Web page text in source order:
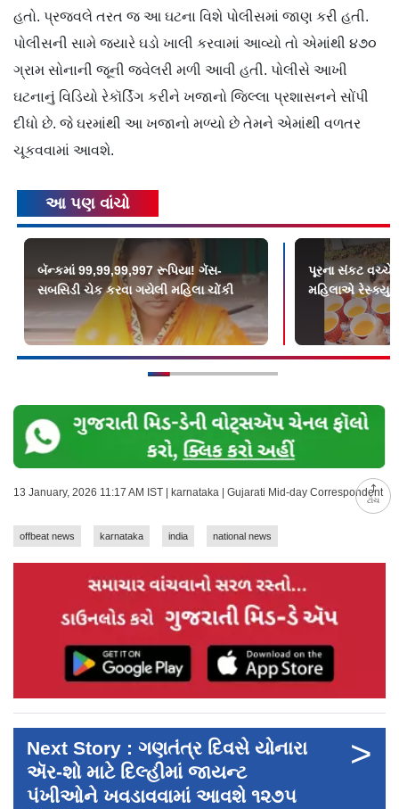
ટોચ
હતો. પ્રજ્વલે તરત જ આ ઘટના વિશે પોલીસમાં જાણ કરી હતી.
પોલીસની સામે જ્યારે ઘડો ખાલી કરવામાં આવ્યો તો એમાંથી ૪૭૦
ગ્રામ સોનાની જૂની જ્વેલરી મળી આવી હતી. પોલીસે આખી
ઘટનાનું વિડિયો રેકૉર્ડિંગ કરીને ખજાનો જિલ્લા પ્રશાસનને સોંપી
દીધો છે. જે ઘરમાંથી આ ખજાનો મળ્યો છે તેમને એમાંથી વળતર
ચૂકવવામાં આવશે.
આ પણ વાંચો
બૅન્કમાં 99,99,99,997 રૂપિયા! ગૅસ-
સબસિડી ચેક કરવા ગયેલી મહિલા ચોંકી
પૂરના સંકટ
મહિલાએ રેસ્ક્યુ
13 January, 2026 11:17 AM IST | karnataka | Gujarati Mid-day Correspondent
offbeat news karnataka india national news
Next Story : ગણતંત્ર દિવસે યોનારા
ઍર-શો માટે દિલ્હીમાં જાયન્ટ
પંખીઓને ખવડાવવામાં આવશે ૧૨૭૫
>